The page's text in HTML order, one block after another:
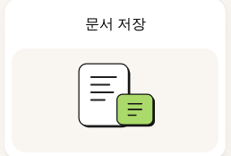
문서 저장